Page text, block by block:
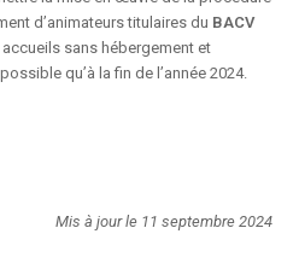
d’animateurs titulaires du BACV
sans hébergement et
qu’à la fin de l’année 2024.
Mis à jour le 11 septembre 2024